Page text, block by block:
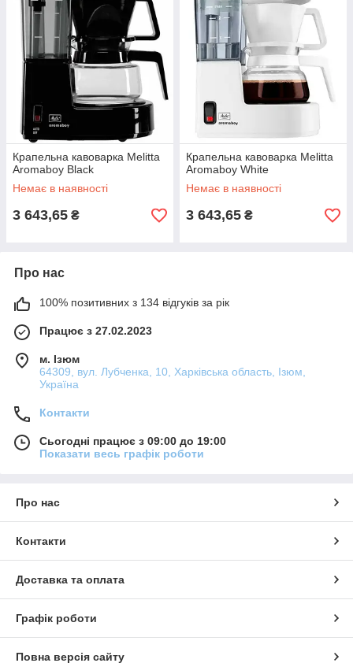
Крапельна кавоварка Melitta
Aromaboy Black
Немає в наявності
3 643,65 ₴
Крапельна кавоварка Melitta
Aromaboy White
Немає в наявності
3 643,65 ₴
Про нас
100% позитивних з 134 відгуків за рік
Працює з 27.02.2023
м. Ізюм
64309, вул. Лубченка, 10, Харківська область, Ізюм,
Україна
Контакти
Сьогодні працює з 09:00 до 19:00
Показати весь графік роботи
Про нас
Контакти
Доставка та оплата
Графік роботи
Повна версія сайту